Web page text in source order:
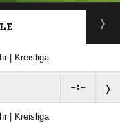
| Kreisliga
:
| Kreisliga